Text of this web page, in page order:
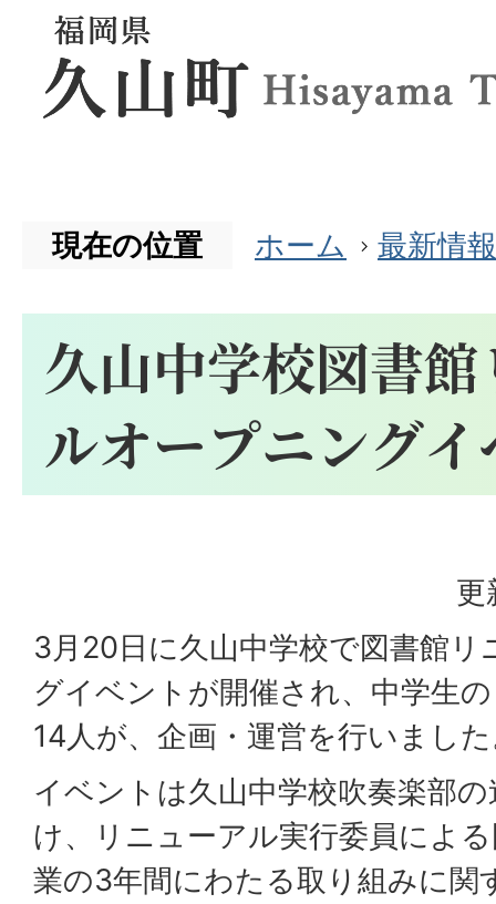
現在の位置 ホーム 最新情報
久山中学校図書
ルオープニング
更
3月20日に久山中学校で図書館
グイベントが開催され、中学生
14人が、企画・運営を行いまし
イベントは久山中学校吹奏楽部
け、リニューアル実行委員によ
業の3年間にわたる取り組みに関